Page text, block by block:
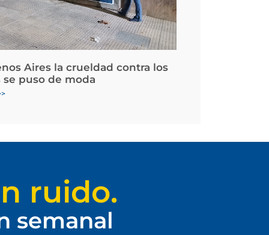
Aires la crueldad contra los
se puso de moda
ruido.
semanal